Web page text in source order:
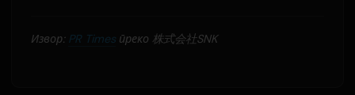
Извор: PR Timesпреко 株式会社SNK